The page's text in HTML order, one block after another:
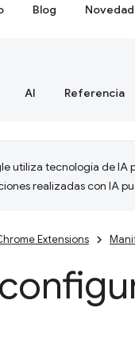
Blog
AI Referencia
utiliza tecnología de IA
realizadas con IA
Extensions